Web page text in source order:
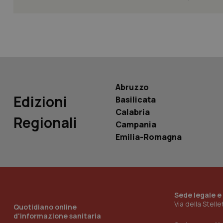
Edizioni
Regionali
Abruzzo
Basilicata
Calabria
Campania
Emilia-Romagna
Quotidiano online
d'informazione sanitaria
Sede legale
Via della
Nome
Nome
__Secure-YNID